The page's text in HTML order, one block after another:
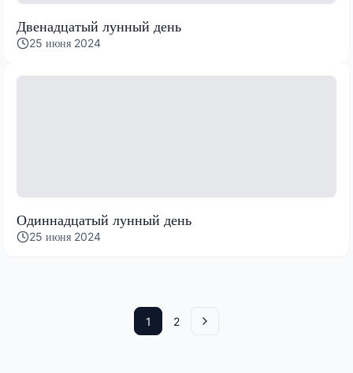
Двенадцатый лунный день
25 июня 2024
Одиннадцатый лунный день
25 июня 2024
1 2 Вперед